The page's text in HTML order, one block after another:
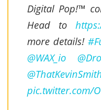
Digital Pop!™
Head to
more details!
@WAX_io
pic.twitter.com/